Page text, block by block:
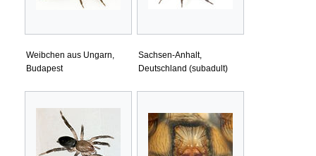
Weibchen aus Ungarn,
Budapest
Sachsen-Anhalt,
Deutschland (subadult)